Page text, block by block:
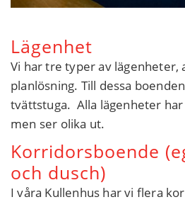
Lägenhet
Vi har tre typer av lägenheter,
planlösning. Till dessa
tvättstuga. Alla lägenheter
men ser olika ut.
Korridorsboende
och dusch)
I våra Kullenhus har vi flera